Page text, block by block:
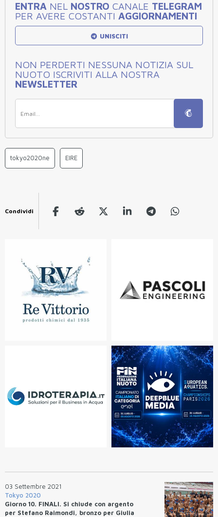
ENTRA NEL NOSTRO CANALE TELEGRAM
PER AVERE COSTANTI AGGIORNAMENTI
UNISCITI
NON PERDERTI NESSUNA NOTIZIA SUL
NUOTO ISCRIVITI ALLA NOSTRA
NEWSLETTER
tokyo2020ne EIRE
Condividi
03 Settembre 2021
Tokyo 2020
Giorno 10. FINALI. Si chiude con argento
per Stefano Raimondi, bronzo per Giulia